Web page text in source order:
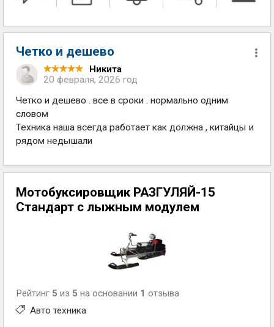
Четко и дешево
Никита
20 февраля, 2026 год
Четко и дешево . все в сроки . нормально одним
словом
Техника наша всегда работает как должна , китайцы и
рядом недышали
Мотобуксировщик РАЗГУЛЯЙ-15
Стандарт с лыжным модулем
Рейтинг 5 из 5 на основании 1 отзыва
Авто техника